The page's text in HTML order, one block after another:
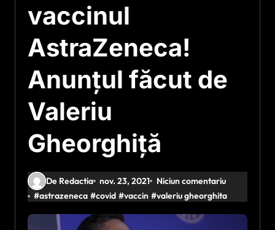
vaccinul
AstraZeneca!
Anunțul făcut de
Valeriu
Gheorghiță
De Redactia nov. 23, 2021
Niciun comentariu
#astrazeneca #covid #vaccin #valeriu gheorghita